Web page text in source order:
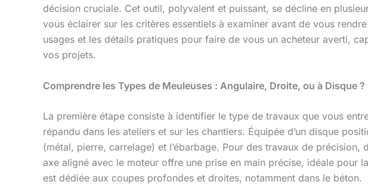
décision cruciale. Cet outil, polyvalent et puissant, se décline en
vous éclairer sur les critères essentiels à examiner avant de vous
usages et les détails pratiques pour faire de vous un acheteur averti,
vos projets.
Comprendre les Types de Meuleuses : Angulaire, Droite, ou à Disque ?
La première étape consiste à identifier le type de travaux que vous
répandu dans les ateliers et sur les chantiers. Équipée d’un disque
(métal, pierre, carrelage) et l’ébarbage. Pour des travaux de
axe aligné avec le moteur offre une prise en main précise, idéale pour
est dédiée aux coupes profondes et droites, notamment dans le béton.